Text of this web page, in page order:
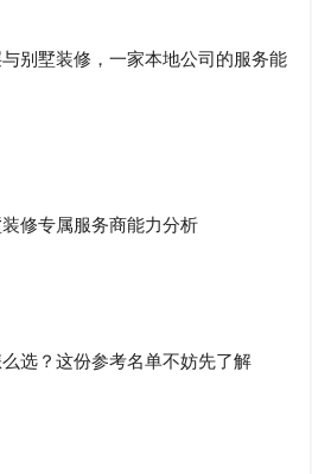
别墅装修，一家本地公司的服务能
修专属服务商能力分析
选？这份参考名单不妨先了解